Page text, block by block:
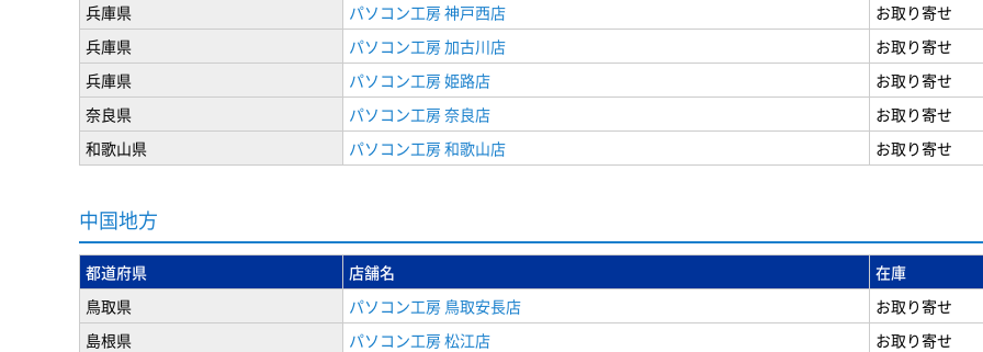
兵庫県
パソコン工房 神戸西店
お取り寄せ
兵庫県
パソコン工房 加古川店
お取り寄せ
兵庫県
パソコン工房 姫路店
お取り寄せ
奈良県
パソコン工房 奈良店
お取り寄せ
和歌山県
パソコン工房 和歌山店 お取り寄せ
中国地方
都道府県 店舗名
在庫
鳥取県
パソコン工房 鳥取安長店
お取り寄せ
島根県
パソコン工房 松江店
お取り寄せ